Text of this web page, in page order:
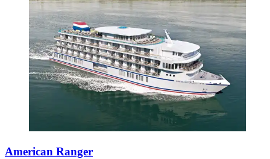
American Ranger